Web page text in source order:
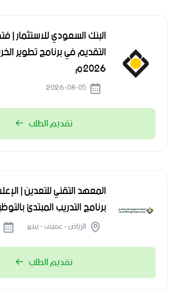
البنك السعودي للاستثمار |
التقديم في برنامج تطوير
2026م
تقديم الطلب
المعهد التقني للتعدين |
برنامج التدريب المبتدئ
الرياض - عفيف - ينبع
تقديم الطلب